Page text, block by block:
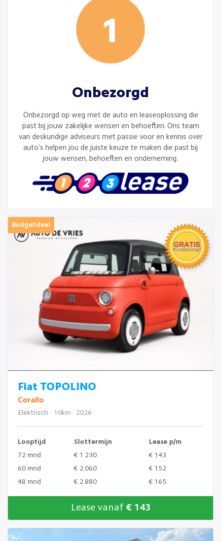
Onbezorgd
Onbezorgd op weg met de auto en leaseoplossing die
past bij jouw zakelijke wensen en behoeften. Ons team
van deskundige adviseurs met passie voor en kennis over
auto’s helpen jou de juiste keuze te maken die past bij
jouw wensen, behoeften en onderneming.
Budgetdeal
Fiat TOPOLINO
Corallo
Elektrisch · 10km · 2026
Looptijd Slottermijn
Lease p/m
72 mnd
€ 1.230
€ 143
60 mnd
€ 2.060
€ 152
48 mnd
€ 2.880 € 165
Lease vanaf € 143